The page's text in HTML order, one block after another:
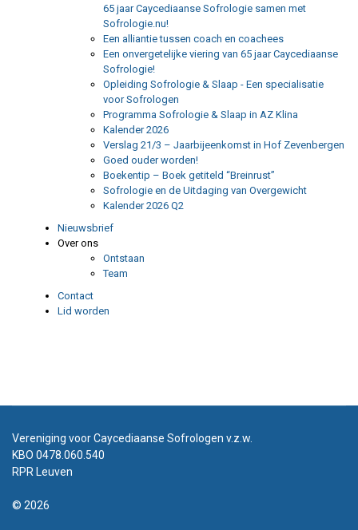
65 jaar Caycediaanse Sofrologie samen met
Sofrologie.nu!
Een alliantie tussen coach en coachees
Een onvergetelijke viering van 65 jaar Caycediaanse
Sofrologie!
Opleiding Sofrologie & Slaap - Een specialisatie
voor Sofrologen
Programma Sofrologie & Slaap in AZ Klina
Kalender 2026
Verslag 21/3 – Jaarbijeenkomst in Hof Zevenbergen
Goed ouder worden!
Boekentip – Boek getiteld “Breinrust”
Sofrologie en de Uitdaging van Overgewicht
Kalender 2026 Q2
Nieuwsbrief
Over ons
Ontstaan
Team
Contact
Lid worden
Vereniging voor Caycediaanse Sofrologen v.z.w.
KBO 0478.060.540
RPR Leuven
© 2026